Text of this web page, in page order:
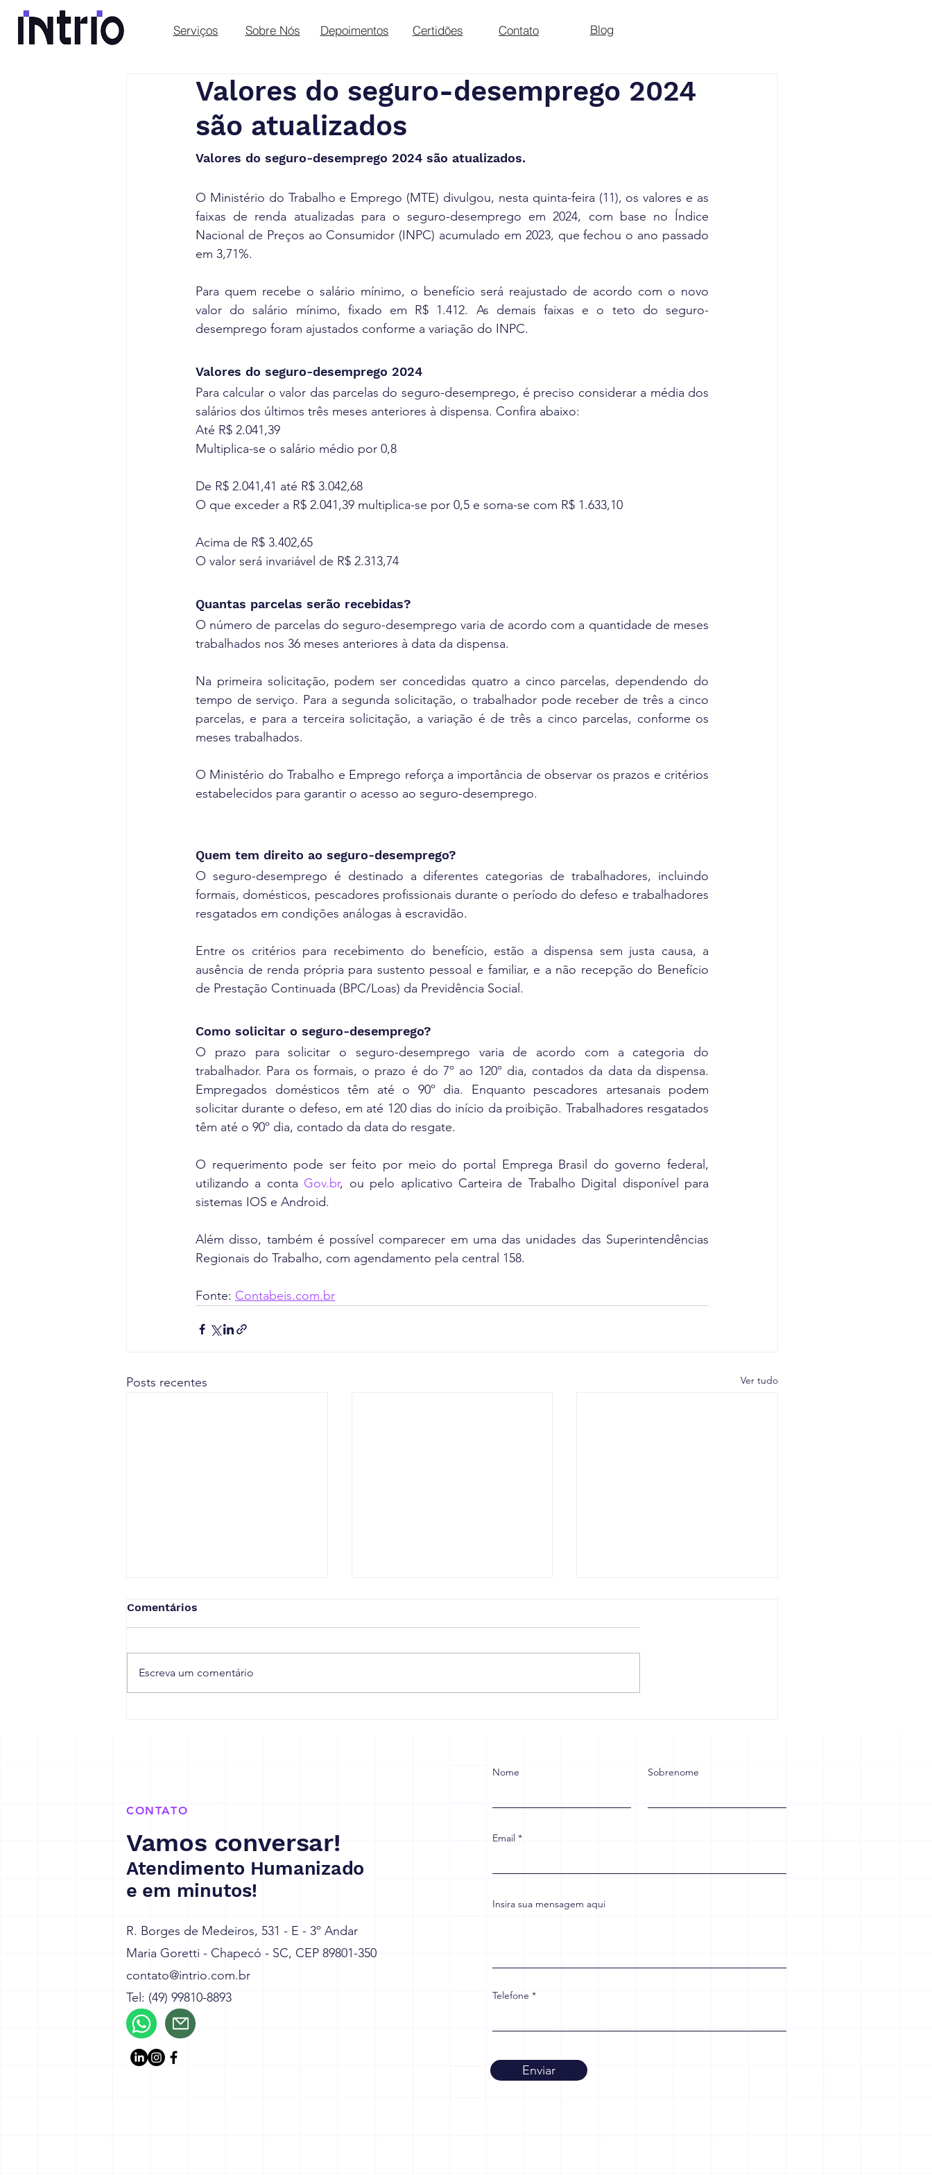
Serviços Sobre Nós Depoimentos Certidões Blog
Contato
Valores do seguro-desemprego 2024
são atualizados
Valores do seguro-desemprego 2024 são atualizados.
O Ministério do Trabalho e Emprego (MTE) divulgou, nesta quinta-feira (11), os valores e as
faixas de renda atualizadas para o seguro-desemprego em 2024, com base no Índice
Nacional de Preços ao Consumidor (INPC) acumulado em 2023, que fechou o ano passado
em 3,71%.
Para quem recebe o salário mínimo, o benefício será reajustado de acordo com o novo
valor do salário mínimo, fixado em R$ 1.412. As demais faixas e o teto do seguro-
desemprego foram ajustados conforme a variação do INPC.
Valores do seguro-desemprego 2024
Para calcular o valor das parcelas do seguro-desemprego, é preciso considerar a média dos
salários dos últimos três meses anteriores à dispensa. Confira abaixo:
Até R$ 2.041,39
Multiplica-se o salário médio por 0,8
De R$ 2.041,41 até R$ 3.042,68
O que exceder a R$ 2.041,39 multiplica-se por 0,5 e soma-se com R$ 1.633,10
Acima de R$ 3.402,65
O valor será invariável de R$ 2.313,74
Quantas parcelas serão recebidas?
O número de parcelas do seguro-desemprego varia de acordo com a quantidade de meses
trabalhados nos 36 meses anteriores à data da dispensa.
Na primeira solicitação, podem ser concedidas quatro a cinco parcelas, dependendo do
tempo de serviço. Para a segunda solicitação, o trabalhador pode receber de três a cinco
parcelas, e para a terceira solicitação, a variação é de três a cinco parcelas, conforme os
meses trabalhados.
O Ministério do Trabalho e Emprego reforça a importância de observar os prazos e critérios
estabelecidos para garantir o acesso ao seguro-desemprego.
Quem tem direito ao seguro-desemprego?
O seguro-desemprego é destinado a diferentes categorias de trabalhadores, incluindo
formais, domésticos, pescadores profissionais durante o período do defeso e trabalhadores
resgatados em condições análogas à escravidão.
Entre os critérios para recebimento do benefício, estão a dispensa sem justa causa, a
ausência de renda própria para sustento pessoal e familiar, e a não recepção do Benefício
de Prestação Continuada (BPC/Loas) da Previdência Social.
Como solicitar o seguro-desemprego?
O prazo para solicitar o seguro-desemprego varia de acordo com a categoria do
trabalhador. Para os formais, o prazo é do 7º ao 120º dia, contados da data da dispensa.
Empregados domésticos têm até o 90º dia. Enquanto pescadores artesanais podem
solicitar durante o defeso, em até 120 dias do início da proibição. Trabalhadores resgatados
têm até o 90º dia, contado da data do resgate.
O requerimento pode ser feito por meio do portal Emprega Brasil do governo federal,
utilizando a conta Gov.br, ou pelo aplicativo Carteira de Trabalho Digital disponível para
sistemas IOS e Android.
Além disso, também é possível comparecer em uma das unidades das Superintendências
Regionais do Trabalho, com agendamento pela central 158.
Fonte: Contabeis.com.br
Posts recentes Ver tudo
empresas
Comentários
Escreva um comentário
CONTATO
Vamos conversar!
Atendimento Humanizado
e em minutos!
R. Borges de Medeiros, 531 - E - 3º Andar
Maria Goretti - Chapecó - SC, CEP 89801-350
contato@intrio.com.br
Tel: (49) 99810-8893
Nome Sobrenome
Email
Insira sua mensagem aqui
Telefone
Enviar